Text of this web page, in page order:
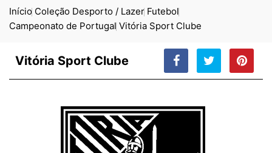
Início Coleção Desporto / Lazer Futebol
Campeonato de Portugal Vitória Sport Clube
Vitória Sport Clube